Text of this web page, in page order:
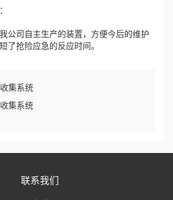
司自主生产的装置，方便今后的维护
了抢险应急的反应时间。
集系统
集系统
联系我们